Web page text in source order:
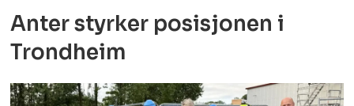
Anter styrker posisjonen i
Trondheim